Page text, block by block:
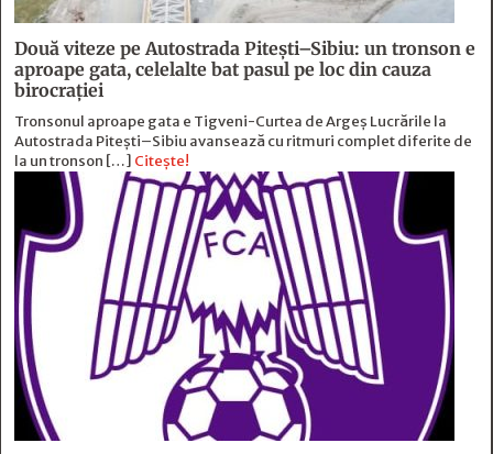
Două viteze pe Autostrada Piteşti–Sibiu: un tronson e
aproape gata, celelalte bat pasul pe loc din cauza
birocraţiei
Tronsonul aproape gata e Tigveni-Curtea de Argeș Lucrările la
Autostrada Pitești–Sibiu avansează cu ritmuri complet diferite de
la un tronson […] Citește!